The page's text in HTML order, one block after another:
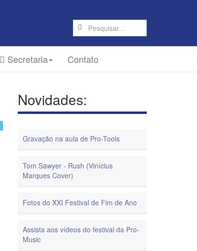
Secretaria Contato
Novidades:
Gravação na aula de Pro-Tools
Tom Sawyer - Rush (Vinícius
Marques Cover)
Fotos do XXI Festival de Fim de Ano
Assista aos vídeos do festival da Pro-
Music